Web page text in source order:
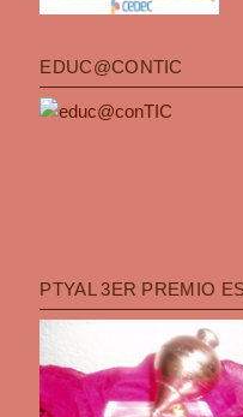
EDUC@CONTIC
PTYAL 3ER PREMIO